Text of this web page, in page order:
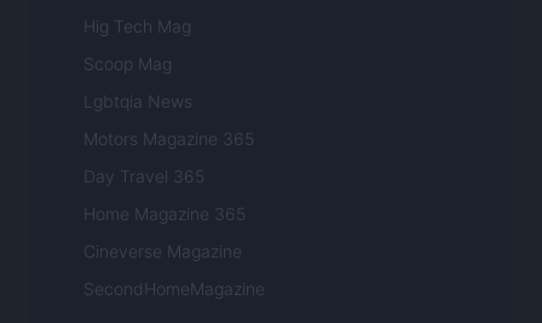
Hig Tech Mag
Scoop Mag
Lgbtqia News
Motors Magazine 365
Day Travel 365
Home Magazine 365
Cineverse Magazine
SecondHomeMagazine